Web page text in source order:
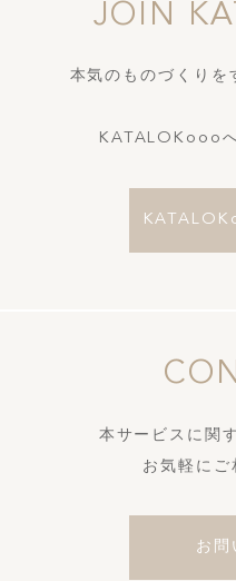
JOIN
本気のものづくりをす
KATALOKooo
本サービスに関
お気軽にご
お問